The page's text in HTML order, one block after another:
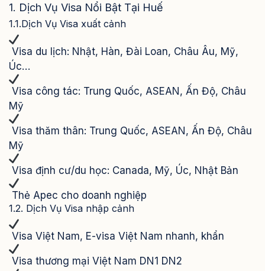
1. Dịch Vụ Visa Nổi Bật Tại Huế
1.1.Dịch Vụ Visa xuất cảnh
Visa du lịch: Nhật, Hàn, Đài Loan, Châu Âu, Mỹ,
Úc…
Visa công tác: Trung Quốc, ASEAN, Ấn Độ, Châu
Mỹ
Visa thăm thân: Trung Quốc, ASEAN, Ấn Độ, Châu
Mỹ
Visa định cư/du học: Canada, Mỹ, Úc, Nhật Bản
Thẻ Apec cho doanh nghiệp
1.2. Dịch Vụ Visa nhập cảnh
Visa Việt Nam, E-visa Việt Nam nhanh, khẩn
Visa thương mại Việt Nam DN1 DN2